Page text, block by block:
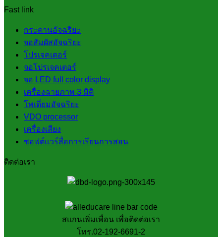
Fast link
กระดานอัจฉริยะ
จอสัมผัสอัจฉริยะ
โปรเจคเตอร์
จอโปรเจคเตอร์
จอ LED full color display
เครื่องฉายภาพ 3 มิติ
โพเดี่ยมอัจฉริยะ
VDO processor
เครื่องเสียง
ซอฟต์แวร์สื่อการเรียนการสอน
ติดต่อเรา
สแกนเพิ่มเพื่อน เพื่อติดต่อเรา
โทร.02-192-6691-2